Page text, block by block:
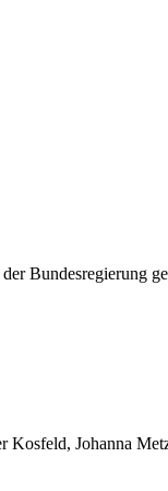
Bundesregierung
Kosfeld, Johanna